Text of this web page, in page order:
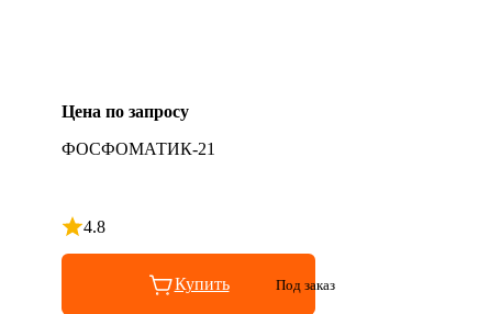
Цена по запросу
ФОСФОМАТИК-21
4.8
Рейтинг 4.8 из 5
Купить Под заказ